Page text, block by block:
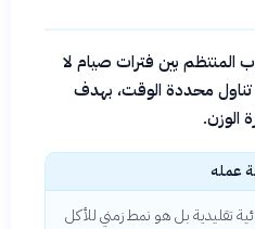
المنتظم بين فترات صيام لا
تناول محددة الوقت، بهدف
الوزن.
عمله
تقليدية بل هو نمط زمني للأكل